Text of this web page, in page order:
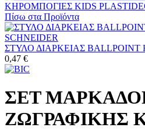
ΚΗΡΟΜΠΟΓΙΕΣ KIDS
Πίσω στα Προϊόντα
ΣΤΥΛΟ ΔΙΑΡΚΕΙΑΣ BALLPOINT
0,47 €
ΣΕΤ
ΖΩΓΡΑΦΙΚΗΣ